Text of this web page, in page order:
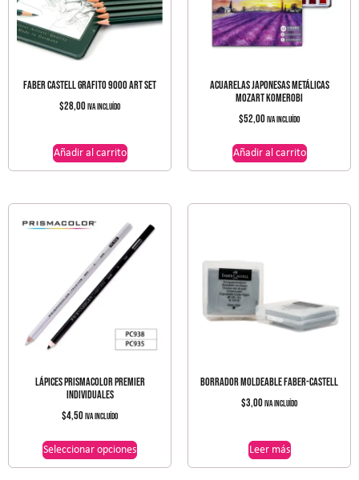
FABER CASTELL GRAFITO 9000 ART SET
$28,00IVA incluído
Añadir al carrito
ACUARELAS JAPONESAS METÁLICAS
MOZART KOMEROBI
$52,00IVA incluído
Añadir al carrito
LÁPICES PRISMACOLOR PREMIER
INDIVIDUALES
$4,50IVA incluído
Seleccionar opciones
BORRADOR MOLDEABLE FABER-CASTELL
$3,00IVA incluído
Leer más